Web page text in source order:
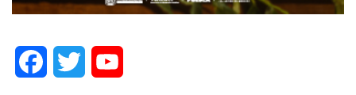
FacebookTwitter